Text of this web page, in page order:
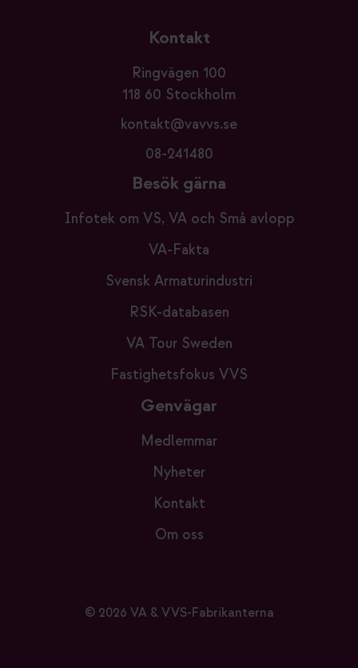
Kontakt
Ringvägen 100
118 60 Stockholm
kontakt@vavvs.se
08-241480
Besök gärna
Infotek om VS, VA och Små avlopp
VA-Fakta
Svensk Armaturindustri
RSK-databasen
VA Tour Sweden
Fastighetsfokus VVS
Genvägar
Medlemmar
Nyheter
Kontakt
Om oss
© 2026 VA & VVS-Fabrikanterna